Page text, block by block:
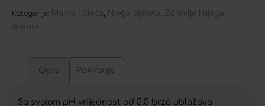
Kategorije: Mama i djeca Njega djeteta Zdravlje i njega
djeteta
Opis Pakiranje
Sa svojom pH vrijednost od 5,5 brzo ublažava